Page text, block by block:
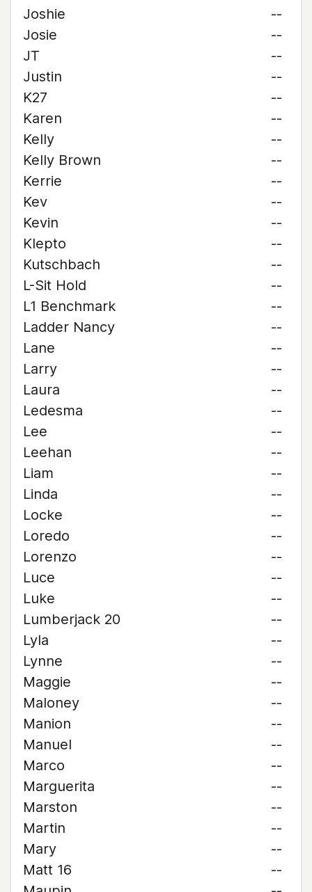
Joshie
--
Josie
--
JT
--
Justin
--
K27
--
Karen
--
Kelly
--
Kelly Brown
--
Kerrie
--
Kev
--
Kevin
--
Klepto
--
Kutschbach
--
L-Sit Hold
--
L1 Benchmark
--
Ladder Nancy
--
Lane
--
Larry
--
Laura
--
Ledesma
--
Lee
--
Leehan
--
Liam
--
Linda
--
Locke
--
Loredo
--
Lorenzo
--
Luce
--
Luke
--
Lumberjack 20
--
Lyla
--
Lynne
--
Maggie
--
Maloney
--
Manion
--
Manuel
--
Marco
--
Marguerita
--
Marston
--
Martin
--
Mary
--
Matt 16
--